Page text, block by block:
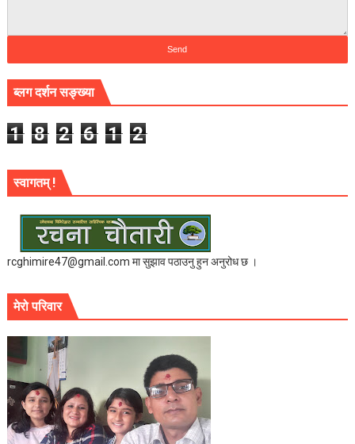
ब्लग दर्शन सङ्ख्या
1 8 2 6 1 2
स्वागतम् !
rcghimire47@gmail.com मा सुझाव पठाउनु हुन अनुरोध छ ।
मेरो परिवार